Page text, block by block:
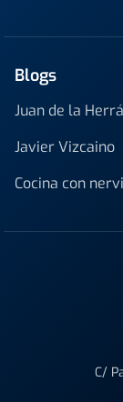
Blogs
Juan de la
Javier Vizcaino
Cocina con
C/